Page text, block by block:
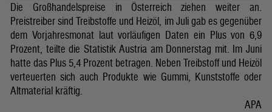
Die Großhandelspreise in Österreich ziehen weiter an.
Preistreiber sind Treibstoffe und Heizöl, im Juli gab es gegenüber
dem Vorjahresmonat laut vorläufigen Daten ein Plus von 6,9
Prozent, teilte die Statistik Austria am Donnerstag mit. Im Juni
hatte das Plus 5,4 Prozent betragen. Neben Treibstoff und Heizöl
verteuerten sich auch Produkte wie Gummi, Kunststoffe oder
Altmaterial kräftig.
APA